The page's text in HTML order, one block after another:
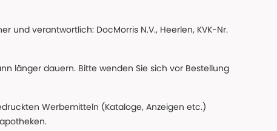
und verantwortlich: DocMorris N.V., Heerlen, KVK-Nr.
länger dauern. Bitte wenden Sie sich vor Bestellung
Werbemitteln (Kataloge, Anzeigen etc.)